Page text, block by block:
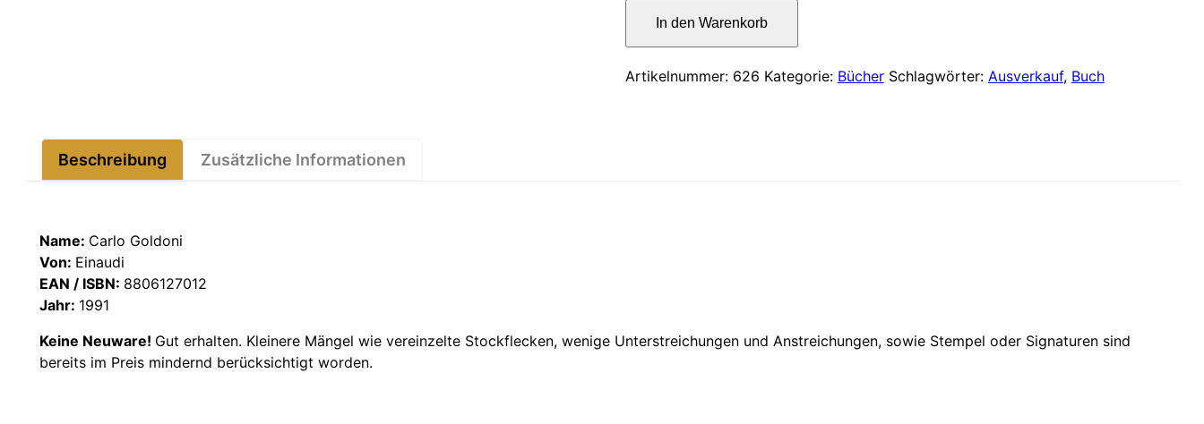
12,00 €
teatro
italiano
Menge
In den Warenkorb
Artikelnummer: 626 Kategorie: Bücher Schlagwörter: Ausverkauf, Buch
Beschreibung Zusätzliche Informationen
Name: Carlo Goldoni
Von: Einaudi
EAN / ISBN: 8806127012
Jahr: 1991
Keine Neuware! Gut erhalten. Kleinere Mängel wie vereinzelte Stockflecken, wenige Unterstreichungen und Anstreichungen, sowie Stempel oder Signaturen sind
bereits im Preis mindernd berücksichtigt worden.